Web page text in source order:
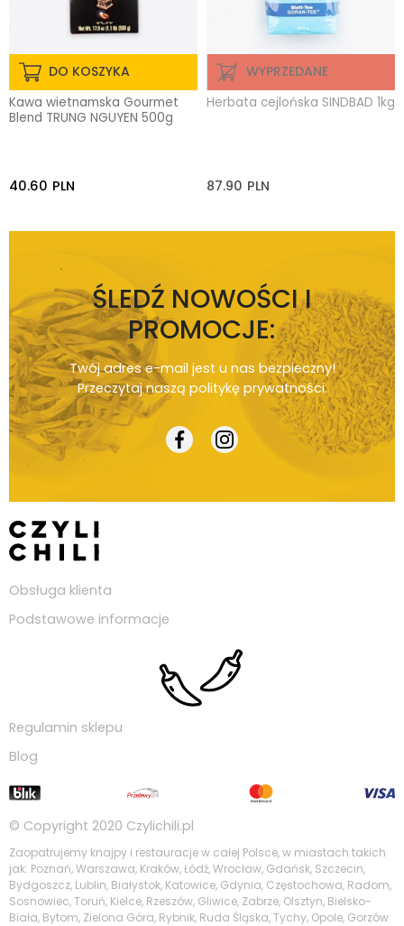
DO KOSZYKA
Kawa wietnamska Gourmet
Blend TRUNG NGUYEN 500g
40.60 PLN
WYPRZEDANE
Herbata cejlońska SINDBAD 1kg
87.90 PLN
ŚLEDŹ NOWOŚCI I
PROMOCJE:
Twój adres e-mail jest u nas bezpieczny!
Przeczytaj naszą politykę prywatności.
Obsługa klienta
Podstawowe informacje
Regulamin sklepu
Blog
© Copyright 2020 Czylichili.pl
Zaopatrujemy knajpy i restauracje w całej Polsce, w miastach takich
jak: Poznań, Warszawa, Kraków, Łódź, Wrocław, Gdańsk, Szczecin,
Bydgoszcz, Lublin, Białystok, Katowice, Gdynia, Częstochowa, Radom,
Sosnowiec, Toruń, Kielce, Rzeszów, Gliwice, Zabrze, Olsztyn, Bielsko-
Biała, Bytom, Zielona Góra, Rybnik, Ruda Śląska, Tychy, Opole, Gorzów